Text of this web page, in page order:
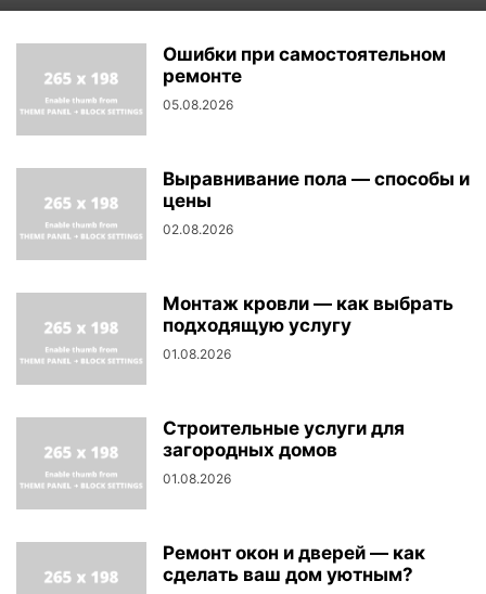
Ошибки при самостоятельном
ремонте
05.08.2026
Выравнивание пола — способы и
цены
02.08.2026
Монтаж кровли — как выбрать
подходящую услугу
01.08.2026
Строительные услуги для
загородных домов
01.08.2026
Ремонт окон и дверей — как
сделать ваш дом уютным?